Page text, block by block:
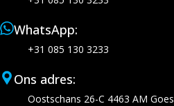
WhatsApp:
+31 085 130 3233
Ons adres:
Oostschans 26-C 4463 AM Goes